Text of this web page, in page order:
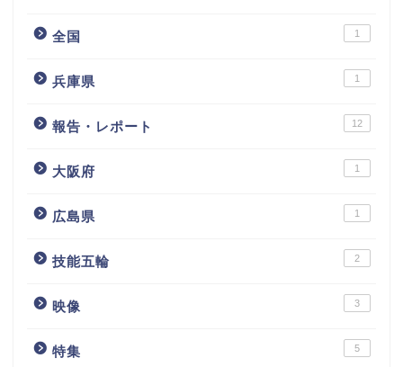
全国 1
兵庫県 1
報告・レポート 12
大阪府 1
広島県 1
技能五輪 2
映像 3
特集 5